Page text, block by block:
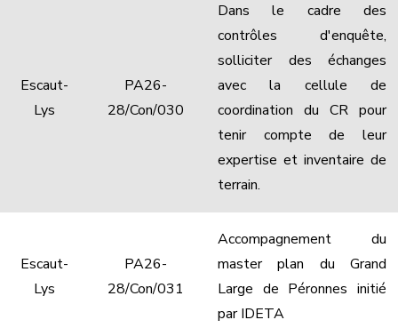
Escaut-
Lys
PA26-
28/Con/030
Dans le cadre des
contrôles d'enquête,
solliciter des échanges
avec la cellule de
coordination du CR pour
tenir compte de leur
expertise et inventaire de
terrain.
Escaut-
Lys
PA26-
28/Con/031
Accompagnement du
master plan du Grand
Large de Péronnes initié
par IDETA